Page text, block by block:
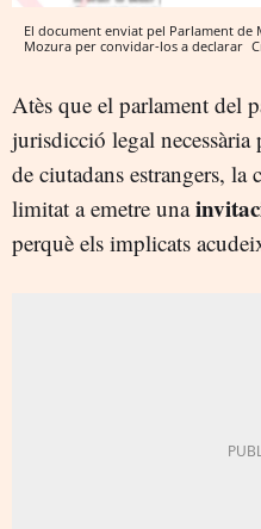
El document enviat pel Parlament de
Mozura per convidar-los a declarar
Atès que el parlament del
jurisdicció legal necessària
de ciutadans estrangers,
limitat a emetre una
perquè els implicats